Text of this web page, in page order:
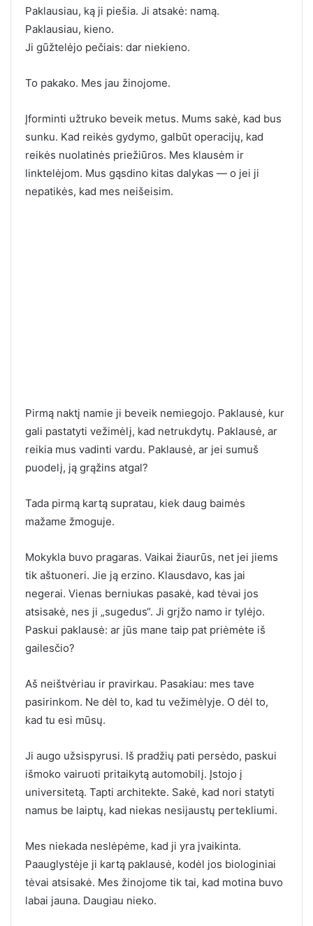
Paklausiau, ką ji piešia. Ji atsakė: namą.
Paklausiau, kieno.
Ji gūžtelėjo pečiais: dar niekieno.
To pakako. Mes jau žinojome.
Įforminti užtruko beveik metus. Mums sakė, kad bus
sunku. Kad reikės gydymo, galbūt operacijų, kad
reikės nuolatinės priežiūros. Mes klausėm ir
linktelėjom. Mus gąsdino kitas dalykas — o jei ji
nepatikės, kad mes neišeisim.
Pirmą naktį namie ji beveik nemiegojo. Paklausė, kur
gali pastatyti vežimėlį, kad netrukdytų. Paklausė, ar
reikia mus vadinti vardu. Paklausė, ar jei sumuš
puodelį, ją grąžins atgal?
Tada pirmą kartą supratau, kiek daug baimės
mažame žmoguje.
Mokykla buvo pragaras. Vaikai žiaurūs, net jei jiems
tik aštuoneri. Jie ją erzino. Klausdavo, kas jai
negerai. Vienas berniukas pasakė, kad tėvai jos
atsisakė, nes ji „sugedus“. Ji grįžo namo ir tylėjo.
Paskui paklausė: ar jūs mane taip pat priėmėte iš
gailesčio?
Aš neištvėriau ir pravirkau. Pasakiau: mes tave
pasirinkom. Ne dėl to, kad tu vežimėlyje. O dėl to,
kad tu esi mūsų.
Ji augo užsispyrusi. Iš pradžių pati persėdo, paskui
išmoko vairuoti pritaikytą automobilį. Įstojo į
universitetą. Tapti architekte. Sakė, kad nori statyti
namus be laiptų, kad niekas nesijaustų pertekliumi.
Mes niekada neslėpėme, kad ji yra įvaikinta.
Paauglystėje ji kartą paklausė, kodėl jos biologiniai
tėvai atsisakė. Mes žinojome tik tai, kad motina buvo
labai jauna. Daugiau nieko.